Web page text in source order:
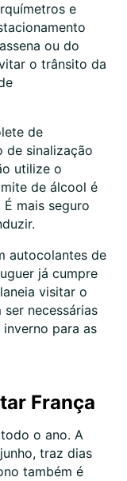
e
ou do
o trânsito da
de
de sinalização
utilize o
de álcool é
mais seguro
autocolantes de
já cumpre
visitar o
necessárias
para as
França
o ano. A
traz dias
também é